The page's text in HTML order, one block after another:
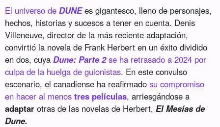
El universo deDUNEes gigantesco, lleno de personajes,
hechos, historias y sucesos a tener en cuenta. Denis
Villeneuve, director de la más reciente adaptación,
convirtió la novela de Frank Herbert en un éxito dividido
en dos, cuyaDune: Parte 2se ha retrasado a 2024 por
culpa de la huelga de guionistas. En este convulso
escenario, el canadiense ha reafirmadosu compromiso
en hacer al menostres películas, arriesgándose a
adaptar otras de las novelas de Herbert,El Mesías de
Dune.